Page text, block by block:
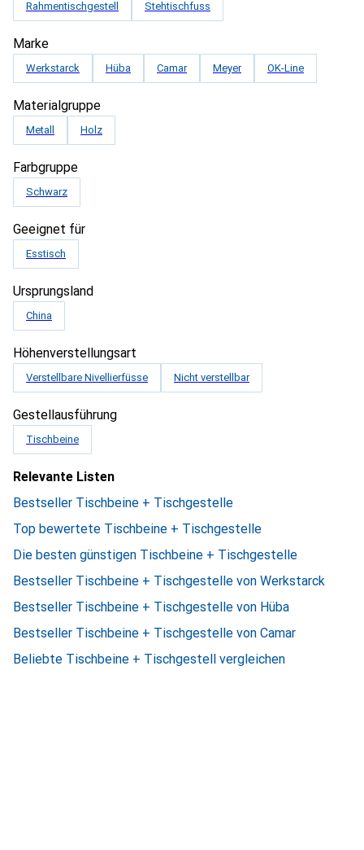
Rahmentischgestell Stehtischfuss
Marke
Werkstarck Hüba Camar Meyer OK-Line
Materialgruppe
Metall Holz
Farbgruppe
Schwarz
Geeignet für
Esstisch
Ursprungsland
China
Höhenverstellungsart
Verstellbare Nivellierfüsse Nicht verstellbar
Gestellausführung
Tischbeine
Relevante Listen
Bestseller Tischbeine + Tischgestelle
Top bewertete Tischbeine + Tischgestelle
Die besten günstigen Tischbeine + Tischgestelle
Bestseller Tischbeine + Tischgestelle von Werkstarck
Bestseller Tischbeine + Tischgestelle von Hüba
Bestseller Tischbeine + Tischgestelle von Camar
Beliebte Tischbeine + Tischgestell vergleichen